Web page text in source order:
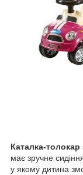
Каталка-
має зручне
у якому дитина